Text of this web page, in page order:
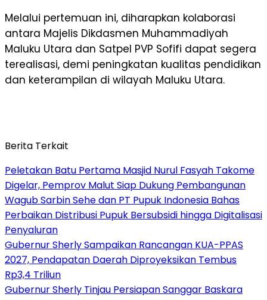
Melalui pertemuan ini, diharapkan kolaborasi
antara Majelis Dikdasmen Muhammadiyah
Maluku Utara dan Satpel PVP Sofifi dapat segera
terealisasi, demi peningkatan kualitas pendidikan
dan keterampilan di wilayah Maluku Utara.
Berita Terkait
Peletakan Batu Pertama Masjid Nurul Fasyah Takome
Digelar, Pemprov Malut Siap Dukung Pembangunan
Wagub Sarbin Sehe dan PT Pupuk Indonesia Bahas
Perbaikan Distribusi Pupuk Bersubsidi hingga Digitalisasi
Penyaluran
Gubernur Sherly Sampaikan Rancangan KUA-PPAS
2027, Pendapatan Daerah Diproyeksikan Tembus
Rp3,4 Triliun
Gubernur Sherly Tinjau Persiapan Sanggar Baskara